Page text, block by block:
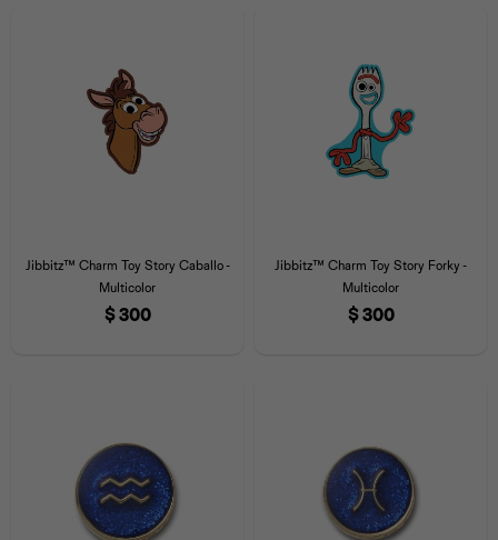
Jibbitz™ Charm Toy Story Caballo -
Multicolor
$300
Jibbitz™ Charm Toy Story Forky -
Multicolor
$300